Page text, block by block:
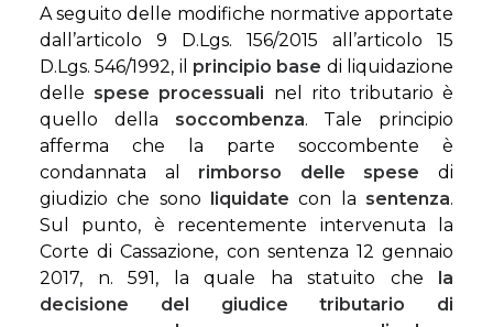
A seguito delle modifiche normative apportate
dall’articolo 9 D.Lgs. 156/2015 all’articolo 15
D.Lgs. 546/1992, il principio base di liquidazione
delle spese processuali nel rito tributario è
quello della soccombenza. Tale principio
afferma che la parte soccombente è
condannata al rimborso delle spese di
giudizio che sono liquidate con la sentenza.
Sul punto, è recentemente intervenuta la
Corte di Cassazione, con sentenza 12 gennaio
2017, n. 591, la quale ha statuito che la
decisione del giudice tributario di